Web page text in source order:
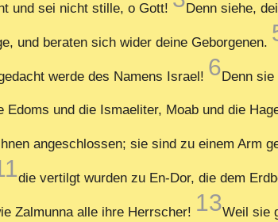
und sei nicht stille, o Gott! Denn siehe,
und beraten sich wider deine Geborgenen.
werde des Namens Israel! 6Denn
Edoms und die Ismaeliter, Moab und die
angeschlossen; sie sind zu einem Arm
die vertilgt wurden zu En-Dor, die dem
Zalmunna alle ihre Herrscher! 13Weil sie